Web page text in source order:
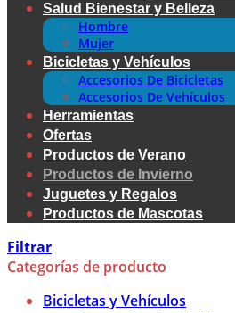
Salud Bienestar y Belleza
Hombre
Mujer
Bicicletas y Vehículos
Accesorios De Bicicletas
Accesorios De Vehículos
Herramientas
Ofertas
Productos de Verano
Productos de Invierno
Juguetes y Regalos
Productos de Mascotas
Filtrar
Categorías de producto
Bicicletas y Vehículos